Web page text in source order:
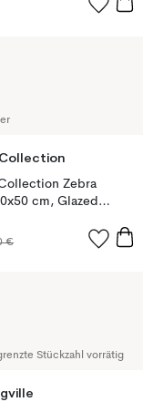
Zebra
cm, Glazed
€
Stückzahl vorrätig